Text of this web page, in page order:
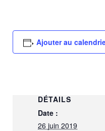
Ajouter au
DÉTAILS
Date :
26 juin 2019